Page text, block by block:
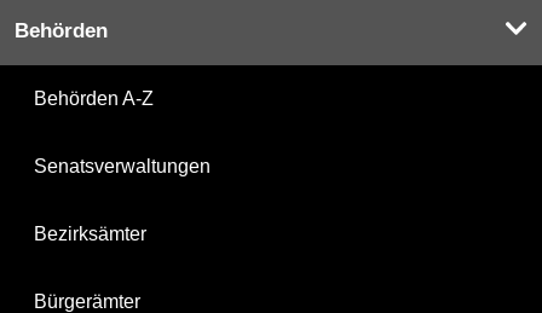
Behörden
Behörden A-Z
Senatsverwaltungen
Bezirksämter
Bürgerämter